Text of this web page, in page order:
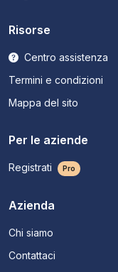
Risorse
Centro assistenza
Termini e condizioni
Mappa del sito
Per le aziende
Registrati Pro
Azienda
Chi siamo
Contattaci